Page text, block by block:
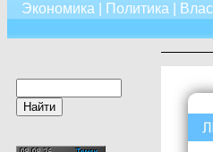
Экономика Политика